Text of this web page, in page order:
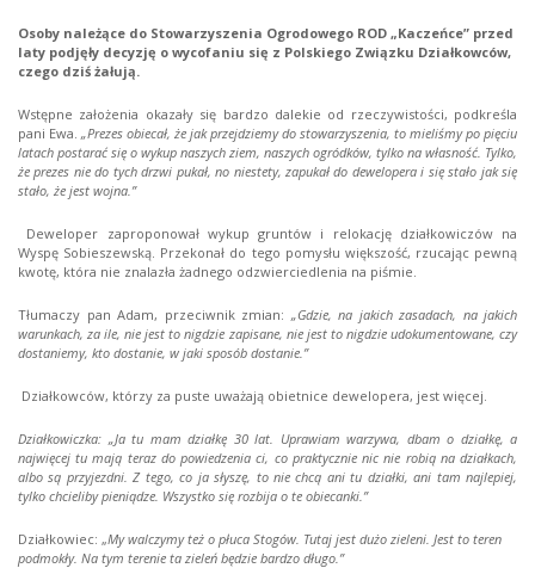
Osoby należące do Stowarzyszenia Ogrodowego ROD „Kaczeńce” przed
laty podjęły decyzję o wycofaniu się z Polskiego Związku Działkowców,
czego dziś żałują.
Wstępne założenia okazały się bardzo dalekie od rzeczywistości, podkreśla
pani Ewa. „Prezes obiecał, że jak przejdziemy do stowarzyszenia, to mieliśmy po pięciu
latach postarać się o wykup naszych ziem, naszych ogródków, tylko na własność. Tylko,
że prezes nie do tych drzwi pukał, no niestety, zapukał do dewelopera i się stało jak się
stało, że jest wojna.”
Deweloper zaproponował wykup gruntów i relokację działkowiczów na
Wyspę Sobieszewską. Przekonał do tego pomysłu większość, rzucając pewną
kwotę, która nie znalazła żadnego odzwierciedlenia na piśmie.
Tłumaczy pan Adam, przeciwnik zmian: „Gdzie, na jakich zasadach, na jakich
warunkach, za ile, nie jest to nigdzie zapisane, nie jest to nigdzie udokumentowane, czy
dostaniemy, kto dostanie, w jaki sposób dostanie.”
Działkowców, którzy za puste uważają obietnice dewelopera, jest więcej.
Działkowiczka: „Ja tu mam działkę 30 lat. Uprawiam warzywa, dbam o działkę, a
najwięcej tu mają teraz do powiedzenia ci, co praktycznie nic nie robią na działkach,
albo są przyjezdni. Z tego, co ja słyszę, to nie chcą ani tu działki, ani tam najlepiej,
tylko chcieliby pieniądze. Wszystko się rozbija o te obiecanki.”
Działkowiec: „My walczymy też o płuca Stogów. Tutaj jest dużo zieleni. Jest to teren
podmokły. Na tym terenie ta zieleń będzie bardzo długo.”